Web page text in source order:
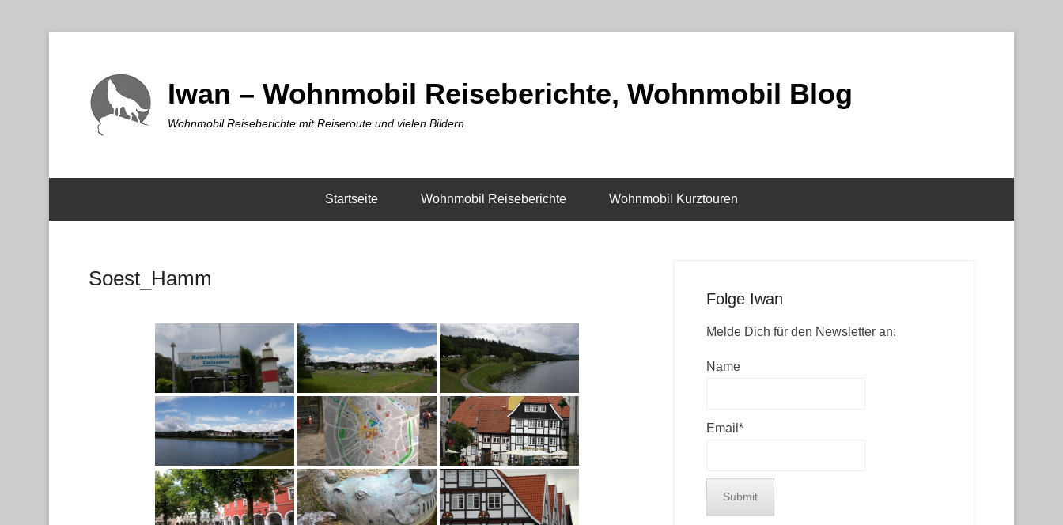
Iwan – Wohnmobil Reiseberichte, Wohnmobil Blog
Wohnmobil Reiseberichte mit Reiseroute und vielen Bildern
Startseite Wohnmobil Reiseberichte Wohnmobil Kurztouren
Soest_Hamm
Folge Iwan
Melde Dich für den Newsletter an:
Name
Email*